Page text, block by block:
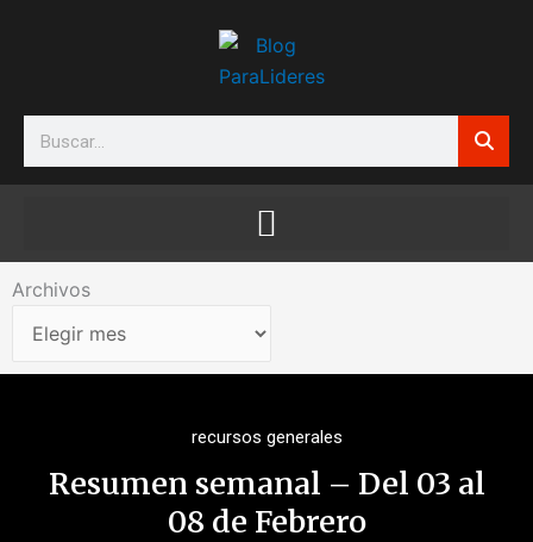
Search
Archivos
Archivos
recursos generales
Resumen semanal – Del 03 al
08 de Febrero